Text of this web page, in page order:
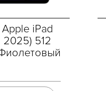
iPad
2025) 512